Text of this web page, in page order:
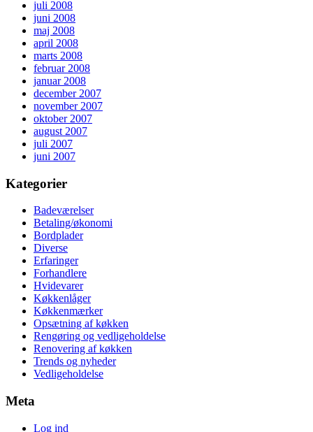
juli 2008
juni 2008
maj 2008
april 2008
marts 2008
februar 2008
januar 2008
december 2007
november 2007
oktober 2007
august 2007
juli 2007
juni 2007
Kategorier
Badeværelser
Betaling/økonomi
Bordplader
Diverse
Erfaringer
Forhandlere
Hvidevarer
Køkkenlåger
Køkkenmærker
Opsætning af køkken
Rengøring og vedligeholdelse
Renovering af køkken
Trends og nyheder
Vedligeholdelse
Meta
Log ind